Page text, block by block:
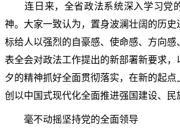
连日来，全省政法系统深入学习党
神。大家一致认为，置身波澜壮阔的历史
标给人以强烈的自豪感、使命感、方向感
表全会对政法工作提出的新部署新要求，
夕的精神抓好全面贯彻落实，在新的起
创以中国式现代化全面推进强国建设、民
毫不动摇坚持党的全面领导